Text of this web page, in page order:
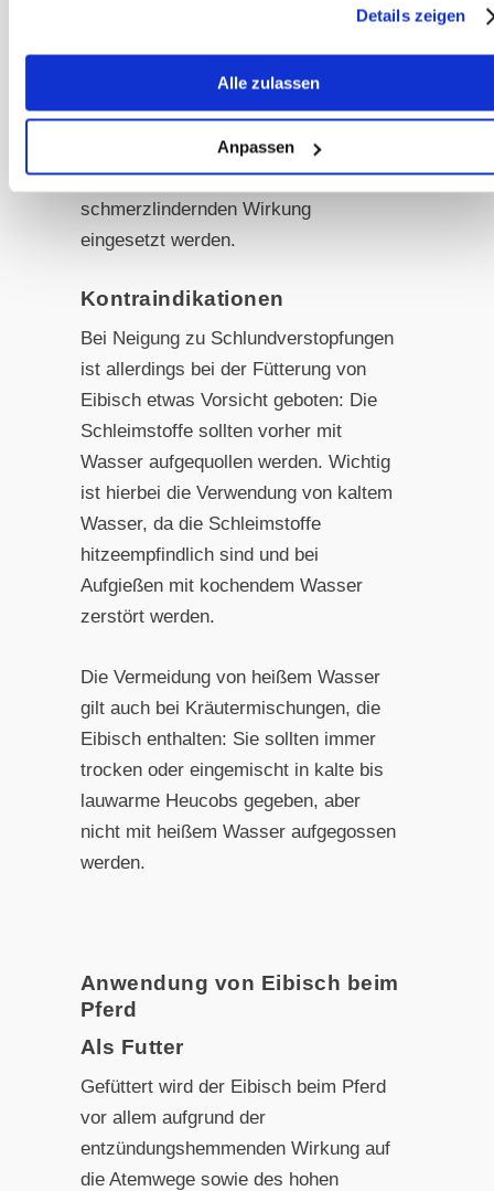
Details zeigen
Alle zulassen
Anpassen
Ekzemen oder
Scheuerstellen, kann die fein
geriebene Wurzel der Pflanze wegen
ihrer entzündungshemmenden und
schmerzlindernden Wirkung
eingesetzt werden.
Kontraindikationen
Bei Neigung zu Schlundverstopfungen
ist allerdings bei der Fütterung von
Eibisch etwas Vorsicht geboten: Die
Schleimstoffe sollten vorher mit
Wasser aufgequollen werden. Wichtig
ist hierbei die Verwendung von kaltem
Wasser, da die Schleimstoffe
hitzeempfindlich sind und bei
Aufgießen mit kochendem Wasser
zerstört werden.
Die Vermeidung von heißem Wasser
gilt auch bei Kräutermischungen, die
Eibisch enthalten: Sie sollten immer
trocken oder eingemischt in kalte bis
lauwarme Heucobs gegeben, aber
nicht mit heißem Wasser aufgegossen
werden.
Anwendung von Eibisch beim
Pferd
Als Futter
Gefüttert wird der Eibisch beim Pferd
vor allem aufgrund der
entzündungshemmenden Wirkung auf
die Atemwege sowie des hohen